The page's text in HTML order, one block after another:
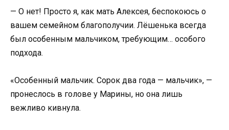
— О нет! Просто я, как мать Алексея, беспокоюсь о
вашем семейном благополучии. Лёшенька всегда
был особенным мальчиком, требующим… особого
подхода.
«Особенный мальчик. Сорок два года — мальчик», —
пронеслось в голове у Марины, но она лишь
вежливо кивнула.